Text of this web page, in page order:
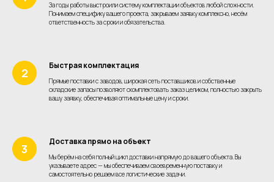
За годы работы выстроили систему комплектации объектов любой сложности.
Понимаем специфику вашего проекта, закрываем заявку комплексно, несём
ответственность за сроки и обязательства.
Быстрая комплектация
Прямые поставки с заводов, широкая сеть поставщиков и собственные
складские запасы позволяют скомплектовать заказ целиком, полностью закрыть
вашу заявку, обеспечивая оптимальные цену и сроки.
Доставка прямо на объект
Мы берём на себя полный цикл доставки напрямую до вашего объекта. Вы
указываете адрес — мы обеспечиваем своевременную поставку и
самостоятельно решаем все логистические задачи.